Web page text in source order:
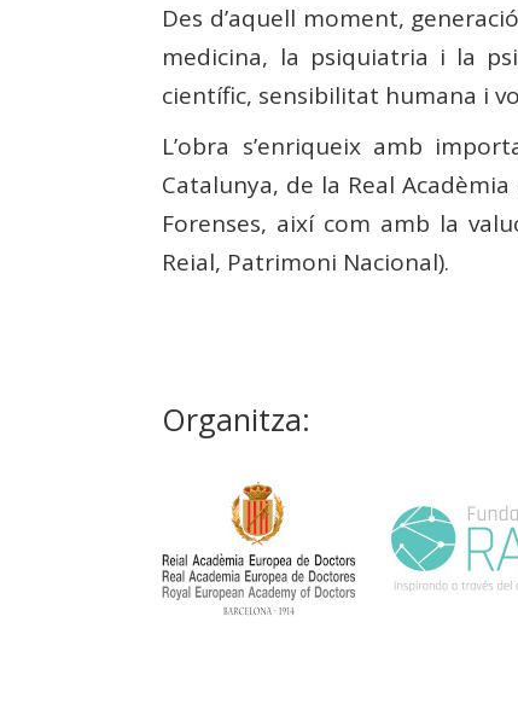
Des d’aquell moment,
medicina, la psiquiatria i la
científic, sensibilitat humana i
L’obra s’enriqueix amb
Catalunya, de la Real
Forenses, així com amb la
Reial, Patrimoni Nacional).
Organitza: